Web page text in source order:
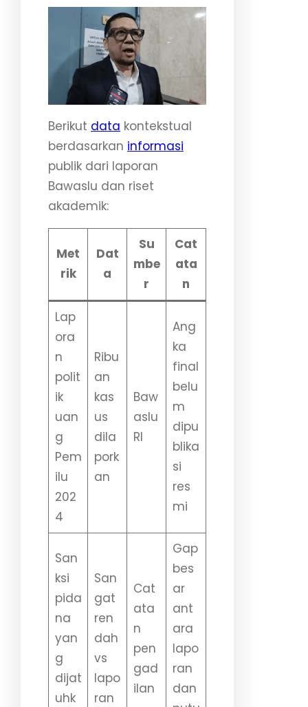
Berikut data kontekstual
berdasarkan informasi
publik dari laporan
Bawaslu dan riset
akademik:
Met
rik
Dat
a
Su
mbe
r
Cat
ata
n
Lap
ora
n
polit
ik
uan
g
Pem
ilu
202
4
Ribu
an
kas
us
dila
pork
an
Baw
aslu
RI
Ang
ka
final
belu
m
dipu
blika
si
res
mi
San
ksi
pida
na
yan
g
dijat
uhk
San
gat
ren
dah
vs
lapo
ran
Cat
ata
n
pen
gad
ilan
Gap
bes
ar
ant
ara
lapo
ran
dan